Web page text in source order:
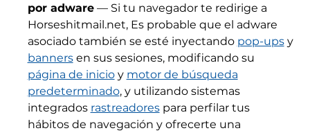
por adware— Si tu navegador te redirige a
Horseshitmail.net, Es probable que el adware
asociado también se esté inyectando pop-upsy
bannersen sus sesiones, modificando su
página de inicioy motor de búsqueda
predeterminado, y utilizando sistemas
integrados rastreadorespara perfilar tus
hábitos de navegación y ofrecerte una